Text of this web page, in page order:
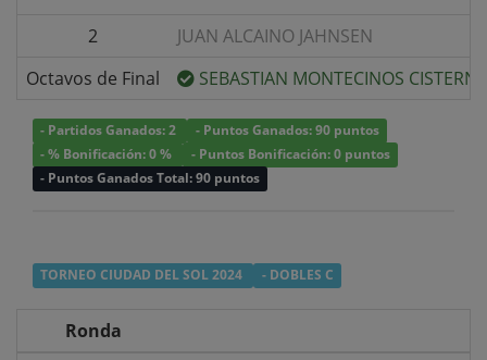
2
JUAN ALCAINO JAHNSEN
Octavos de Final
SEBASTIAN MONTECINOS
- Partidos Ganados: 2
- Puntos Ganados: 90 puntos
- % Bonificación: 0 %
- Puntos Bonificación: 0 puntos
- Puntos Ganados Total: 90 puntos
TORNEO CIUDAD DEL SOL 2024 - DOBLES C
Ronda